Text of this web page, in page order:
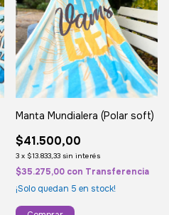
Manta Mundialera (Polar soft)
$41.500,00
3 x $13.833,33 sin interés
$35.275,00 con Transferencia
¡Solo quedan 5 en stock!